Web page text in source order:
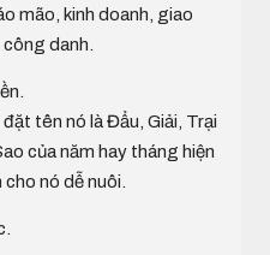
mão, kinh doanh, giao
danh.
tên nó là Đẩu, Giải, Trại
của năm hay tháng hiện
nó dễ nuôi.